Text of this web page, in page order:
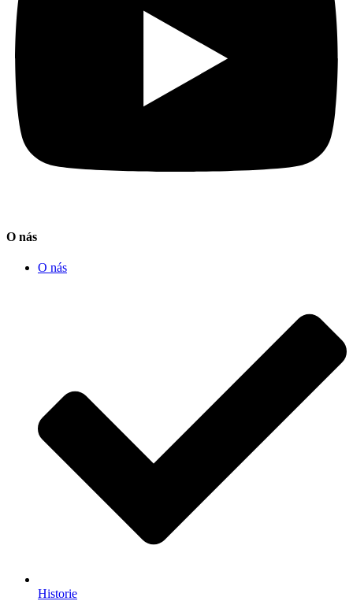
O nás
O nás
Historie